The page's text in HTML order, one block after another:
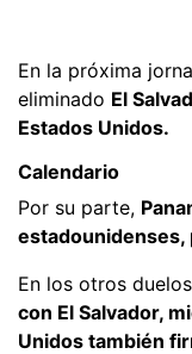
En la próxima
eliminado El
Estados Unidos.
Calendario
Por su parte,
estadounidenses,
En los otros
con El Salvador,
Unidos también